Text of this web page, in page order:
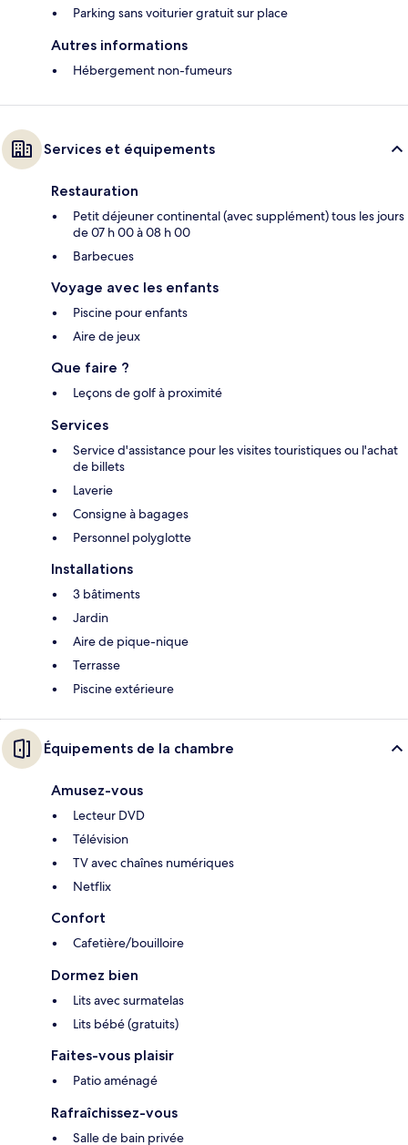
Parking sans voiturier gratuit sur place
Autres informations
Hébergement non-fumeurs
Services et équipements
Restauration
Petit déjeuner continental (avec supplément) tous les jours
de 07 h 00 à 08 h 00
Barbecues
Voyage avec les enfants
Piscine pour enfants
Aire de jeux
Que faire ?
Leçons de golf à proximité
Services
Service d'assistance pour les visites touristiques ou l'achat
de billets
Laverie
Consigne à bagages
Personnel polyglotte
Installations
3 bâtiments
Jardin
Aire de pique-nique
Terrasse
Piscine extérieure
Équipements de la chambre
Amusez-vous
Lecteur DVD
Télévision
TV avec chaînes numériques
Netflix
Confort
Cafetière/bouilloire
Dormez bien
Lits avec surmatelas
Lits bébé (gratuits)
Faites-vous plaisir
Patio aménagé
Rafraîchissez-vous
Salle de bain privée